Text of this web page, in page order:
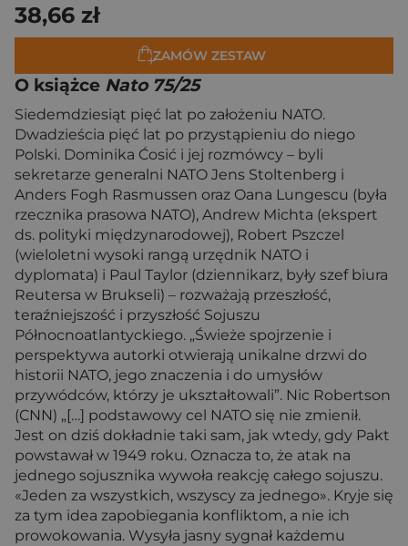
38,66 zł
ZAMÓW ZESTAW
O książce Nato 75/25
Siedemdziesiąt pięć lat po założeniu NATO.
Dwadzieścia pięć lat po przystąpieniu do niego
Polski. Dominika Ćosić i jej rozmówcy – byli
sekretarze generalni NATO Jens Stoltenberg i
Anders Fogh Rasmussen oraz Oana Lungescu (była
rzecznika prasowa NATO), Andrew Michta (ekspert
ds. polityki międzynarodowej), Robert Pszczel
(wieloletni wysoki rangą urzędnik NATO i
dyplomata) i Paul Taylor (dziennikarz, były szef biura
Reutersa w Brukseli) – rozważają przeszłość,
teraźniejszość i przyszłość Sojuszu
Północnoatlantyckiego. „Świeże spojrzenie i
perspektywa autorki otwierają unikalne drzwi do
historii NATO, jego znaczenia i do umysłów
przywódców, którzy je ukształtowali”. Nic Robertson
(CNN) „[…] podstawowy cel NATO się nie zmienił.
Jest on dziś dokładnie taki sam, jak wtedy, gdy Pakt
powstawał w 1949 roku. Oznacza to, że atak na
jednego sojusznika wywoła reakcję całego sojuszu.
«Jeden za wszystkich, wszyscy za jednego». Kryje się
za tym idea zapobiegania konfliktom, a nie ich
prowokowania. Wysyła jasny sygnał każdemu